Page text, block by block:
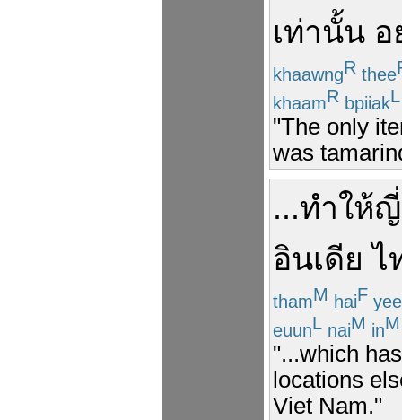
เท่านั้น อ
khaawngR thee
khaamR bpiiakL
"The only
was
...ทำให้
อินเดีย ไ
thamM haiF yee
euunL naiM inM
"...which
locations
Viet Nam."